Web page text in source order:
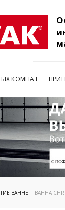
КОМНАТ
ВАННЫ : ВАННА